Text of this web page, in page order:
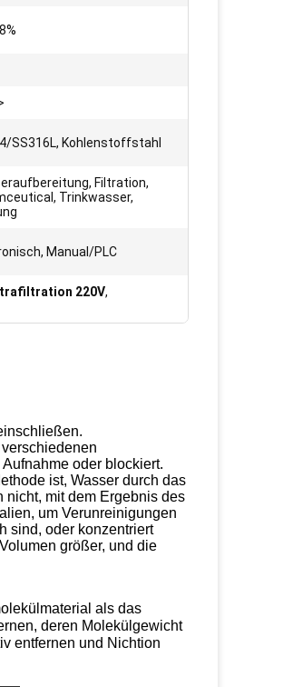
SS316L, Kohlenstoffstahl
Filtration,
Trinkwasser,
Manual/PLC
220V,
oder blockiert.
ist, Wasser durch das
nicht, mit dem Ergebnis des
um Verunreinigungen
sind, oder konzentriert
größer, und die
als das
deren Molekülgewicht
entfernen und Nichtion